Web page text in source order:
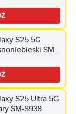
S25 5G
SM-
S25 Ultra 5G
SM-S938